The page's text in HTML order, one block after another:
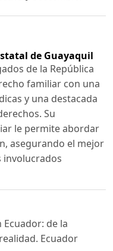
de Guayaquil
de la República
familiar con una
y una destacada
Su
le permite abordar
asegurando el mejor
involucrados
Ecuador: de la
Ecuador